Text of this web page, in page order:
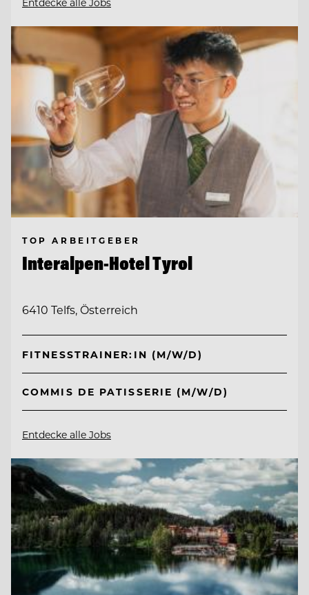
TOP ARBEITGEBER
Interalpen-Hotel Tyrol
6410 Telfs, Österreich
FITNESSTRAINER:IN (M/W/D)
COMMIS DE PATISSERIE (M/W/D)
Entdecke alle Jobs